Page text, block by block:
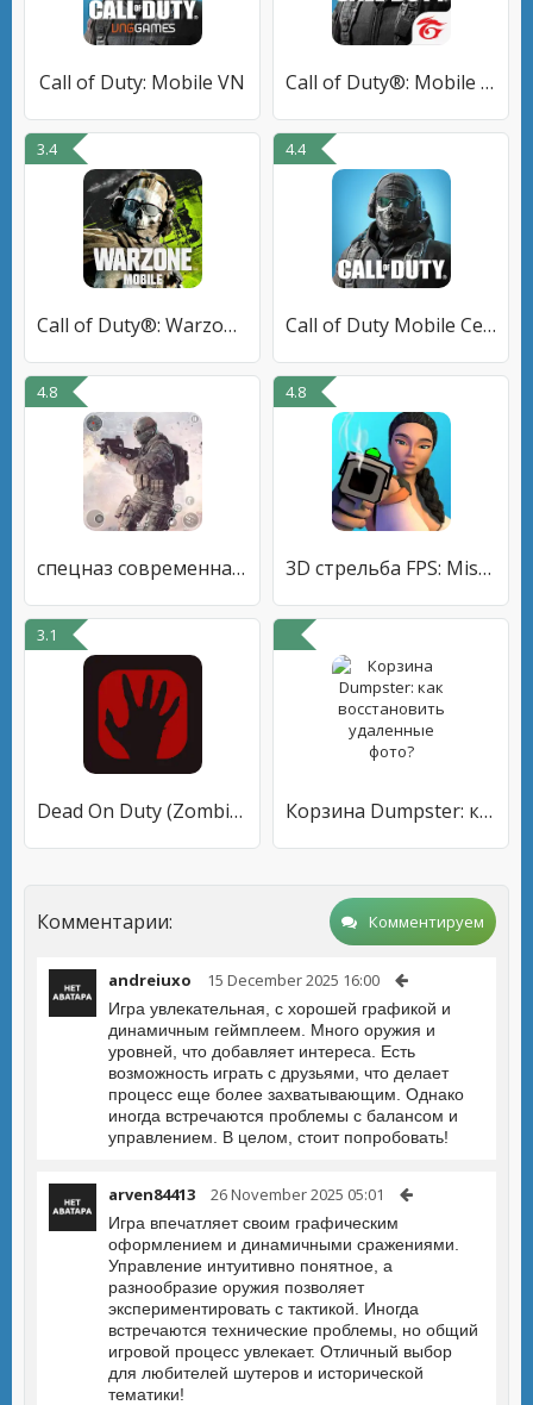
Call of Duty: Mobile VN Call of Duty®: Mobile - Garena
3.4
Call of Duty®: Warzone™ Mobile
4.4
Call of Duty Mobile Сезон 5
4.8
спецназ современная война
4.8
3D стрельба FPS: Miss Bullet
3.1
Dead On Duty (Zombie Shooter) Корзина Dumpster: как восстановить удаленные фото?
Комментарии: Комментируем
andreiuxo 15 December 2025 16:00
Игра увлекательная, с хорошей графикой и
динамичным геймплеем. Много оружия и
уровней, что добавляет интереса. Есть
возможность играть с друзьями, что делает
процесс еще более захватывающим. Однако
иногда встречаются проблемы с балансом и
управлением. В целом, стоит попробовать!
arven84413 26 November 2025 05:01
Игра впечатляет своим графическим
оформлением и динамичными сражениями.
Управление интуитивно понятное, а
разнообразие оружия позволяет
экспериментировать с тактикой. Иногда
встречаются технические проблемы, но общий
игровой процесс увлекает. Отличный выбор
для любителей шутеров и исторической
тематики!